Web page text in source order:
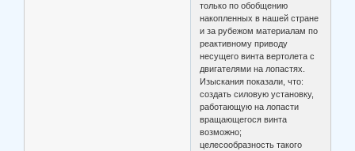
только по обобщению
накопленных в нашей стране
и за рубежом материалам по
реактивному приводу
несущего винта вертолета с
двигателями на лопастях.
Изыскания показали, что:
создать силовую установку,
работающую на лопасти
вращающегося винта
возможно;
целесообразность такого